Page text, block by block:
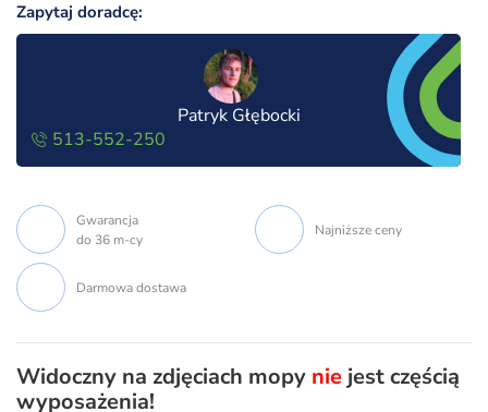
Zapytaj doradcę:
Patryk Głębocki
513-552-250
Gwarancja
do 36 m-cy
Najniższe ceny
Darmowa dostawa
Widoczny na zdjęciach mopy nie jest częścią
wyposażenia!